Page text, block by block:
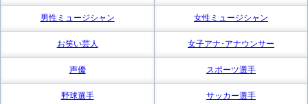
男性ミュージシャン 女性ミュージシャン
お笑い芸人 女子アナ･アナウンサー
声優 スポーツ選手
野球選手 サッカー選手